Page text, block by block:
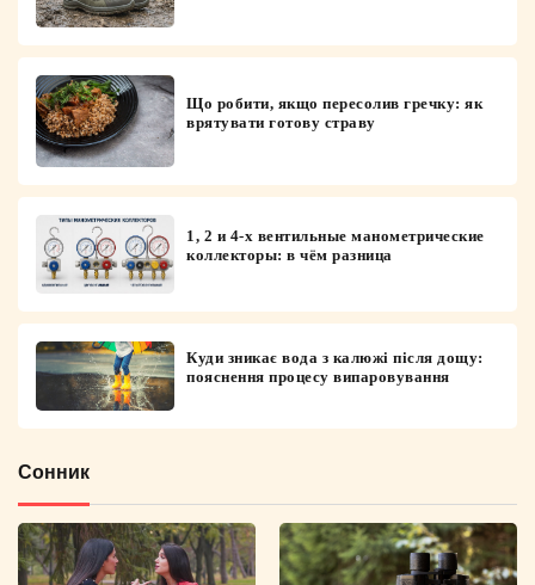
Що робити, якщо пересолив гречку: як
врятувати готову страву
1, 2 и 4-х вентильные манометрические
коллекторы: в чём разница
Куди зникає вода з калюжі після дощу:
пояснення процесу випаровування
Сонник